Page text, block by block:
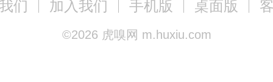
们 加入我们 手机版 桌面版
©2026 虎嗅网 m.huxiu.com